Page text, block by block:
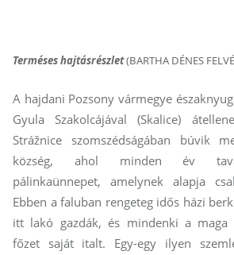
Terméses hajtásrészlet(BARTHA DÉNES
A hajdani Pozsony vármegye
Gyula Szakolcájával (Skalice)
Strážnice szomszédságában búvik
község, ahol minden év
pálinkaünnepet, amelynek alapja
Ebben a faluban rengeteg idős házi
itt lakó gazdák, és mindenki a maga
főzet saját italt. Egy-egy ilyen